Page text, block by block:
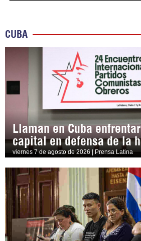
CUBA
Llaman en Cuba
capital en defensa de la
viernes 7 de agosto de 2026 | Prensa Latina